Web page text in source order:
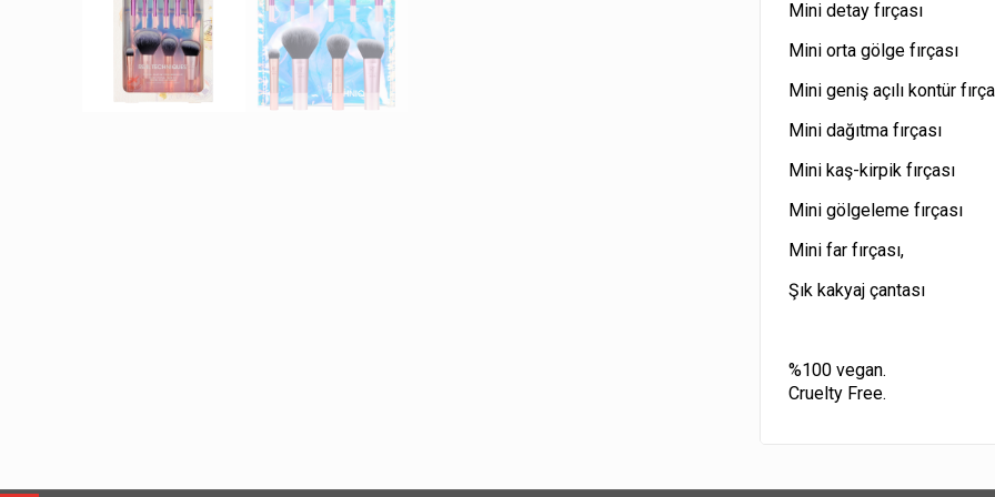
Mini detay fırçası
Mini orta gölge fırçası
Mini geniş açılı kontür
Mini dağıtma fırçası
Mini kaş-kirpik fırçası
Mini gölgeleme fırçası
Mini far fırçası,
Şık kakyaj çantası
%100 vegan.
Cruelty Free.